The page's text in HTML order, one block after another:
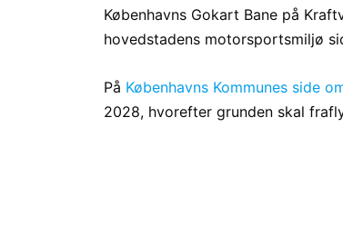
Københavns Gokart Bane på
hovedstadens motorsportsmiljø
På Københavns Kommunes side
2028, hvorefter grunden skal